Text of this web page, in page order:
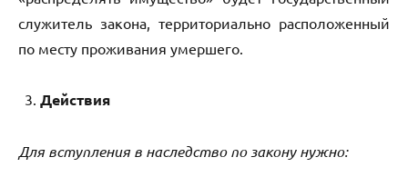
служитель закона, территориально расположенный
по месту проживания умершего.
Действия
Для вступления в наследство по закону нужно: